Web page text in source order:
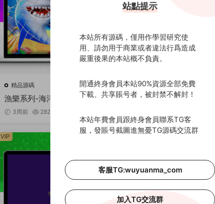
精品源碼
漁樂系列-海洋娛樂遊戲組件-PC+安
卓+蘋果3端
3周前 282
精品源碼
漁樂系列-鼎豐娛
VIP
站點提示
本站所有源碼，僅用作學習研究使
用、請勿用于商業或者違法行爲造成
嚴重後果的本站概不負責。
開通終身會員本站90%資源全部免費
下載、共享賬号者，被封禁不解封！
本站年費會員跟終身會員聯系TG客
服，發賬号截圖進無憂TG源碼交流群
客服TG:wuyuanma_com
加入TG交流群